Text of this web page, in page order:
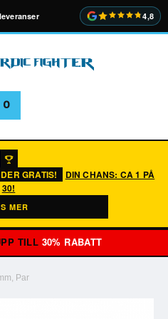
4,8
0
GRATIS!
DIN CHANS: CA 1 PÅ
30!
MER
TILL 30% RABATT
Par